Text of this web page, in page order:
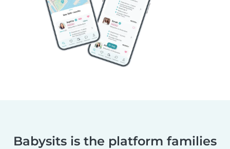
Babysits is the platform families